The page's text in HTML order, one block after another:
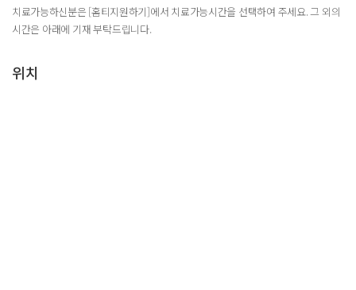
치료가능하신분은 [홈티지원하기]에서 치료가능시간을 선택하여 주세요. 그 외의
시간은 아래에 기재 부탁드립니다.
위치